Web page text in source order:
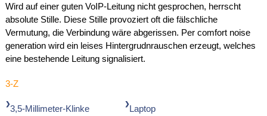
Wird auf einer guten VoIP-Leitung nicht gesprochen, herrscht
absolute Stille. Diese Stille provoziert oft die fälschliche
Vermutung, die Verbindung wäre abgerissen. Per comfort noise
generation wird ein leises Hintergrudnrauschen erzeugt, welches
eine bestehende Leitung signalisiert.
3-Z
3,5-Millimeter-Klinke Laptop